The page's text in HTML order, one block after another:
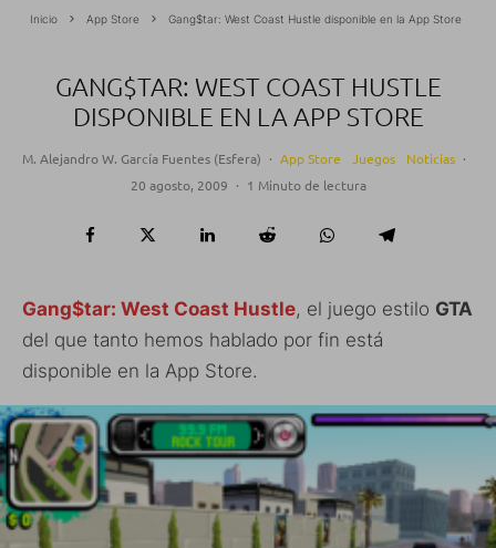
Inicio App Store Gang$tar: West Coast Hustle disponible en la App Store
GANG$TAR: WEST COAST HUSTLE
DISPONIBLE EN LA APP STORE
M. Alejandro W. García Fuentes (Esfera) · App Store Juegos Noticias ·
20 agosto, 2009 · 1 Minuto de lectura
Gang$tar: West Coast Hustle, el juego estilo GTA
del que tanto hemos hablado por fin está
disponible en la App Store.